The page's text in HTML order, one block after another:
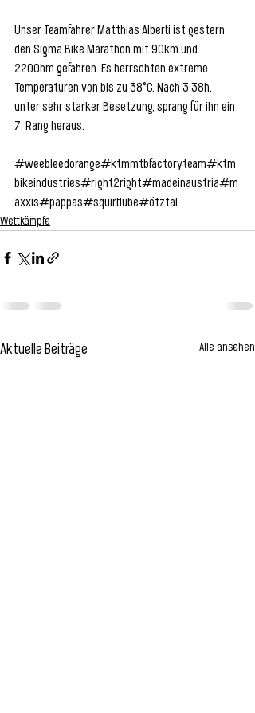
Unser Teamfahrer Matthias Alberti ist gestern
den Sigma Bike Marathon mit 90km und
2200hm gefahren. Es herrschten extreme
Temperaturen von bis zu 38°C. Nach 3:38h,
unter sehr starker Besetzung, sprang für ihn ein
7. Rang heraus.
#weebleedorange#ktmmtbfactoryteam#ktm
bikeindustries#right2right#madeinaustria#m
axxis#pappas#squirtlube#ötztal
Wettkämpfe
Aktuelle Beiträge Alle ansehen